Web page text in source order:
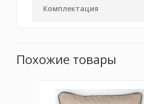
Комплектация
Похожие товары